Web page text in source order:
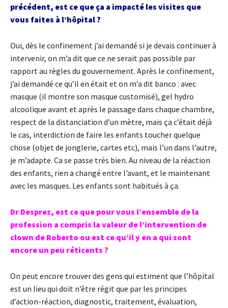
précédent, est ce que ça a impacté les visites que
vous faites à l’hôpital ?
Oui, dès le confinement j’ai demandé si je devais continuer à
intervenir, on m’a dit que ce ne serait pas possible par
rapport au règles du gouvernement. Après le confinement,
j’ai demandé ce qu’il en était et on m’a dit banco : avec
masque (il montre son masque customisé), gel hydro
alcoolique avant et après le passage dans chaque chambre,
respect de la distanciation d’un mètre, mais ça c’était déjà
le cas, interdiction de faire les enfants toucher quelque
chose (objet de jonglerie, cartes etc), mais l’un dans l’autre,
je m’adapte. Ca se passe très bien. Au niveau de la réaction
des enfants, rien a changé entre l’avant, et le maintenant
avec les masques. Les enfants sont habitués à ça.
Dr Desprez, est ce que pour vous l’ensemble de la
profession a compris la valeur de l’intervention de
clown de Roberto ou est ce qu’il y en a qui sont
encore un peu réticents ?
On peut encore trouver des gens qui estiment que l’hôpital
est un lieu qui doit n’être régit que par les principes
d’action-réaction, diagnostic, traitement, évaluation,